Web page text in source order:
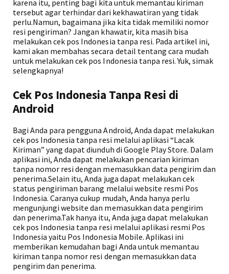
karena itu, penting bagi kita untuk memantau kiriman
tersebut agar terhindar dari kekhawatiran yang tidak
perlu.Namun, bagaimana jika kita tidak memiliki nomor
resi pengiriman? Jangan khawatir, kita masih bisa
melakukan cek pos Indonesia tanpa resi. Pada artikel ini,
kami akan membahas secara detail tentang cara mudah
untuk melakukan cek pos Indonesia tanpa resi. Yuk, simak
selengkapnya!
Cek Pos Indonesia Tanpa Resi di
Android
Bagi Anda para pengguna Android, Anda dapat melakukan
cek pos Indonesia tanpa resi melalui aplikasi “Lacak
Kiriman” yang dapat diunduh di Google Play Store. Dalam
aplikasi ini, Anda dapat melakukan pencarian kiriman
tanpa nomor resi dengan memasukkan data pengirim dan
penerima.Selain itu, Anda juga dapat melakukan cek
status pengiriman barang melalui website resmi Pos
Indonesia. Caranya cukup mudah, Anda hanya perlu
mengunjungi website dan memasukkan data pengirim
dan penerima.Tak hanya itu, Anda juga dapat melakukan
cek pos Indonesia tanpa resi melalui aplikasi resmi Pos
Indonesia yaitu Pos Indonesia Mobile. Aplikasi ini
memberikan kemudahan bagi Anda untuk memantau
kiriman tanpa nomor resi dengan memasukkan data
pengirim dan penerima.